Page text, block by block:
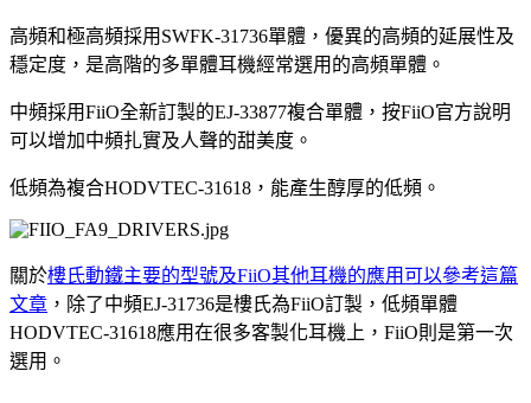
高頻和極高頻採用SWFK-31736單體，優異的高頻的延展性及
穩定度，是高階的多單體耳機經常選用的高頻單體。
中頻採用FiiO全新訂製的EJ-33877複合單體，按FiiO官方說明
可以增加中頻扎實及人聲的甜美度。
低頻為複合HODVTEC-31618，能產生醇厚的低頻。
關於樓氏動鐵主要的型號及FiiO其他耳機的應用可以參考這篇
文章 ，除了中頻EJ-31736是樓氏為FiiO訂製，低頻單體
HODVTEC-31618應用在很多客製化耳機上，FiiO則是第一次
選用。